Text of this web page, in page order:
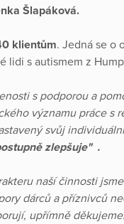
Šlapáková.
klientům. Jedná se o
lidi s autismem z
s podporou a
významu práce s
svůj
zlepšuje" .
naší činnosti
dárců a příznivců
upřímně